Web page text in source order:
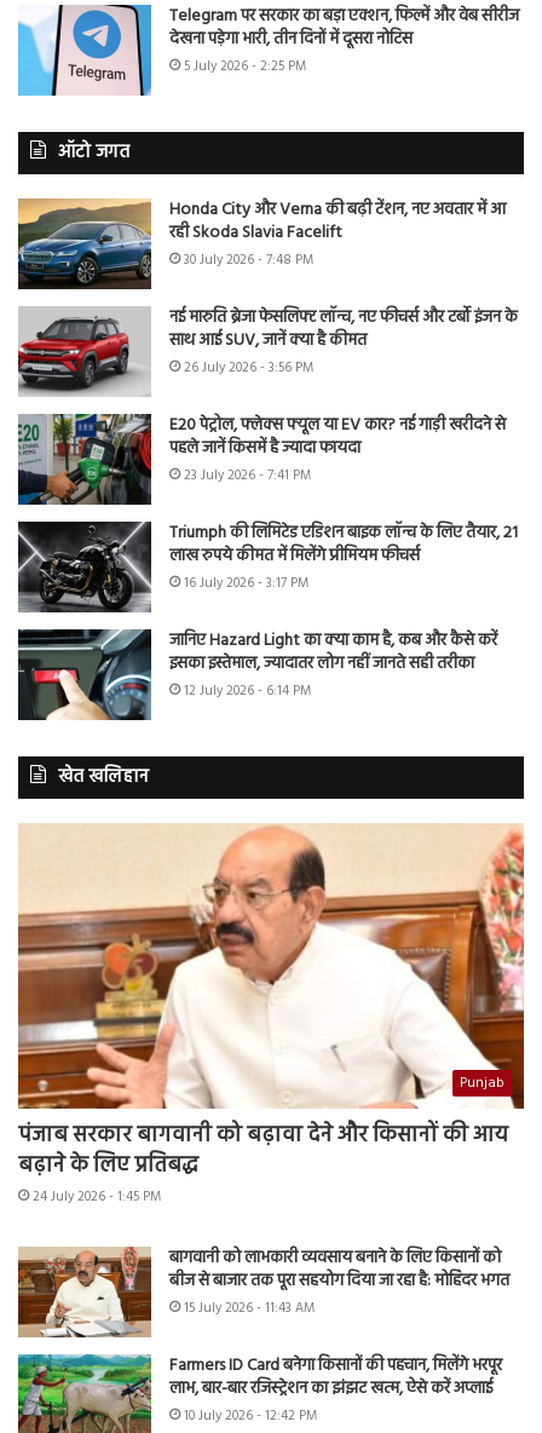
Telegram पर सरकार का बड़ा एक्शन, फिल्में और वेब सीरीज
देखना पड़ेगा भारी, तीन दिनों में दूसरा नोटिस
5 July 2026 - 2:25 PM
ऑटो जगत
Honda City और Verna की बढ़ी टेंशन, नए अवतार में आ
रही Skoda Slavia Facelift
30 July 2026 - 7:48 PM
नई मारुति ब्रेजा फेसलिफ्ट लॉन्च, नए फीचर्स और टर्बो इंजन के
साथ आई SUV, जानें क्या है कीमत
26 July 2026 - 3:56 PM
E20 पेट्रोल, फ्लेक्स फ्यूल या EV कार? नई गाड़ी खरीदने से
पहले जानें किसमें है ज्यादा फायदा
23 July 2026 - 7:41 PM
Triumph की लिमिटेड एडिशन बाइक लॉन्च के लिए तैयार, 21
लाख रुपये कीमत में मिलेंगे प्रीमियम फीचर्स
16 July 2026 - 3:17 PM
जानिए Hazard Light का क्या काम है, कब और कैसे करें
इसका इस्तेमाल, ज्यादातर लोग नहीं जानते सही तरीका
12 July 2026 - 6:14 PM
खेत खलिहान
Punjab
पंजाब सरकार बागवानी को बढ़ावा देने और किसानों की आय
बढ़ाने के लिए प्रतिबद्ध
24 July 2026 - 1:45 PM
बागवानी को लाभकारी व्यवसाय बनाने के लिए किसानों को
बीज से बाजार तक पूरा सहयोग दिया जा रहा है: मोहिंदर भगत
15 July 2026 - 11:43 AM
Farmers ID Card बनेगा किसानों की पहचान, मिलेंगे भरपूर
लाभ, बार-बार रजिस्ट्रेशन का झंझट खत्म, ऐसे करें अप्लाई
10 July 2026 - 12:42 PM